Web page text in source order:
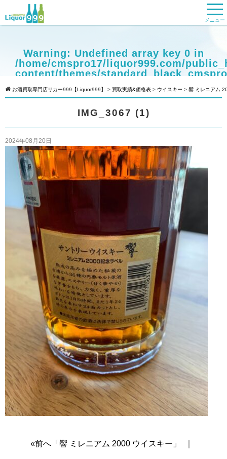
メニュー
Warning: Undefined array key 0 in
/home/cmspro17/liquor999.com/
content/themes/
"cat_name" on null in
on line9
お酒買取専門店リカー999【Liquor999】 > 買取実績&価格表 > ウイスキー > 響 ミレニアム
IMG_3067 (1)
2024年08月20日
«前へ「響 ミレニアム 2000 ウイスキー」